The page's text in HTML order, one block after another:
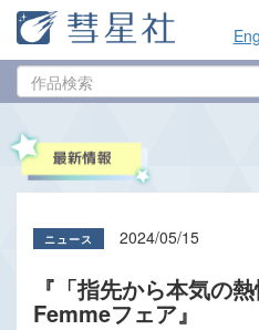
2024/05/15
『「指先から本気の
Femmeフェア』